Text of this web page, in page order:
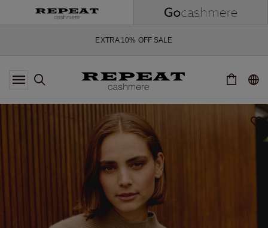
*AANBIEDING IS GELDIG T/M 12 AUGUSTUS 2026
*NIET GELDIG VOOR LIMITED EDITION
*UITZONDERINGEN KUNNEN VAN TOEPASSING ZIJN
ZACHTE NIEUWE STIJLEN EN FRISSE KLEUREN VOOR HET KOMENDE
SEIZOEN
EXTRA 10% OFF SALE